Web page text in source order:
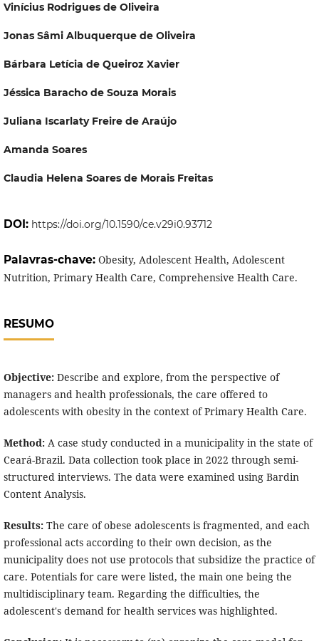
Vinícius Rodrigues de Oliveira
Jonas Sâmi Albuquerque de Oliveira
Bárbara Letícia de Queiroz Xavier
Jéssica Baracho de Souza Morais
Juliana Iscarlaty Freire de Araújo
Amanda Soares
Claudia Helena Soares de Morais Freitas
DOI: https://doi.org/10.1590/ce.v29i0.93712
Palavras-chave: Obesity, Adolescent Health, Adolescent
Nutrition, Primary Health Care, Comprehensive Health Care.
RESUMO
Objective: Describe and explore, from the perspective of
managers and health professionals, the care offered to
adolescents with obesity in the context of Primary Health Care.
Method: A case study conducted in a municipality in the state of
Ceará-Brazil. Data collection took place in 2022 through semi-
structured interviews. The data were examined using Bardin
Content Analysis.
Results:The care of obese adolescents is fragmented, and each
professional acts according to their own decision, as the
municipality does not use protocols that subsidize the practice of
care. Potentials for care were listed, the main one being the
multidisciplinary team. Regarding the difficulties, the
adolescent's demand for health services was highlighted.